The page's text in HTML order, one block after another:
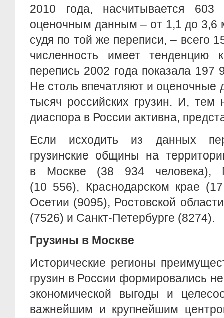
2010 года, насчитывается
оценочным данным – от 1,1 до 3,6
судя по той же переписи, – всего
численность имеет тенденцию
перепись 2002 года показала 197
Не столь впечатляют и оценочные
тысяч российских грузин. И, тем
диаспора в России активна,
Если исходить из данных
грузинские общины на
в Москве (38 934 человека),
(10 556), Краснодарском крае
Осетии (9095), Ростовской
(7526) и Санкт-Петербурге (8274).
Грузины в Москве
Исторические регионы
грузин в России формировались
экономической выгоды и
важнейшим и крупнейшим